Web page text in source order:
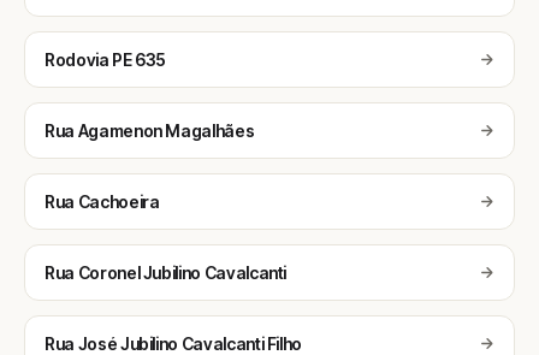
Rodovia PE 635
Rua Agamenon Magalhães
Rua Cachoeira
Rua Coronel Jubilino Cavalcanti
Rua José Jubilino Cavalcanti Filho